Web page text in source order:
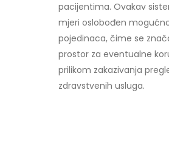
pacijentima. Ovakav
mjeri oslobođen
pojedinaca, čime se
prostor za eventualne
prilikom zakazivanja
zdravstvenih usluga.